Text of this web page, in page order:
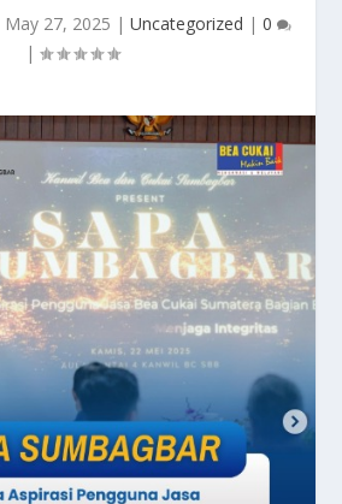
May 27, 2025 | Uncategorized | 0
|